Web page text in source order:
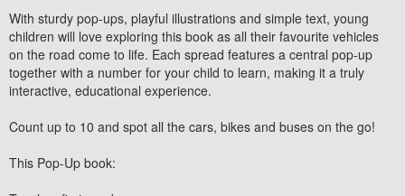
With sturdy pop-ups, playful illustrations and simple text, young
children will love exploring this book as all their favourite vehicles
on the road come to life. Each spread features a central pop-up
together with a number for your child to learn, making it a truly
interactive, educational experience.
Count up to 10 and spot all the cars, bikes and buses on the go!
This Pop-Up book: